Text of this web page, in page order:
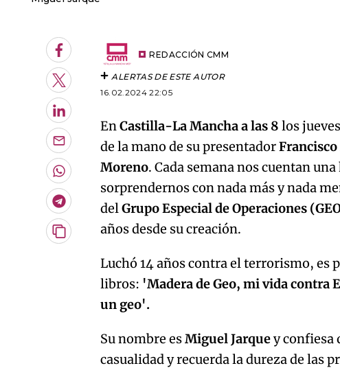
Facebook
Twitter
LinkedIn
Enviar
por
Email
Whatsapp
Telegram
Copiar
artículo
REDACCIÓN CMM
ALERTAS DE ESTE AUTOR
16.02.2024 22:05
EnCastilla-La Mancha a las 8 los
de la mano de su presentador
Moreno. Cada semana nos cuentan
sorprendernos con nada más y nada
delGrupo Especial de Operaciones
años desde su creación.
Luchó 14 años contra el terrorismo, es
libros: 'Madera de Geo, mi vida contra
un geo'.
Su nombre esMiguel Jarquey confiesa
casualidad y recuerda la dureza de las